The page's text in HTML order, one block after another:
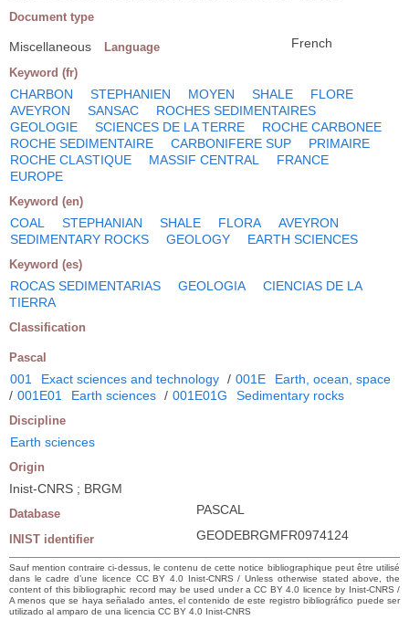
Document type
Miscellaneous Language French
Keyword (fr)
CHARBON STEPHANIEN MOYEN SHALE
FLORE
AVEYRON
SANSAC
ROCHES SEDIMENTAIRES
GEOLOGIE
SCIENCES DE LA TERRE
ROCHE CARBONEE
ROCHE SEDIMENTAIRE
CARBONIFERE SUP
PRIMAIRE
ROCHE CLASTIQUE
MASSIF CENTRAL
FRANCE
EUROPE
Keyword (en)
COAL STEPHANIAN SHALE FLORA
AVEYRON
SEDIMENTARY ROCKS
GEOLOGY EARTH SCIENCES
Keyword (es)
ROCAS SEDIMENTARIAS GEOLOGIA
CIENCIAS DE LA
TIERRA
Classification
Pascal
001 Exact sciences and technology / 001E
Earth, ocean, space
/ 001E01 Earth sciences / 001E01G Sedimentary rocks
Discipline
Earth sciences
Origin
Inist-CNRS ; BRGM
Database PASCAL
INIST identifier GEODEBRGMFR0974124
Sauf mention contraire ci-dessus, le contenu de cette notice bibliographique peut être utilisé
dans le cadre d’une licence CC BY 4.0 Inist-CNRS / Unless otherwise stated above, the
content of this bibliographic record may be used under a CC BY 4.0 licence by Inist-CNRS /
A menos que se haya señalado antes, el contenido de este registro bibliográfico puede ser
utilizado al amparo de una licencia CC BY 4.0 Inist-CNRS